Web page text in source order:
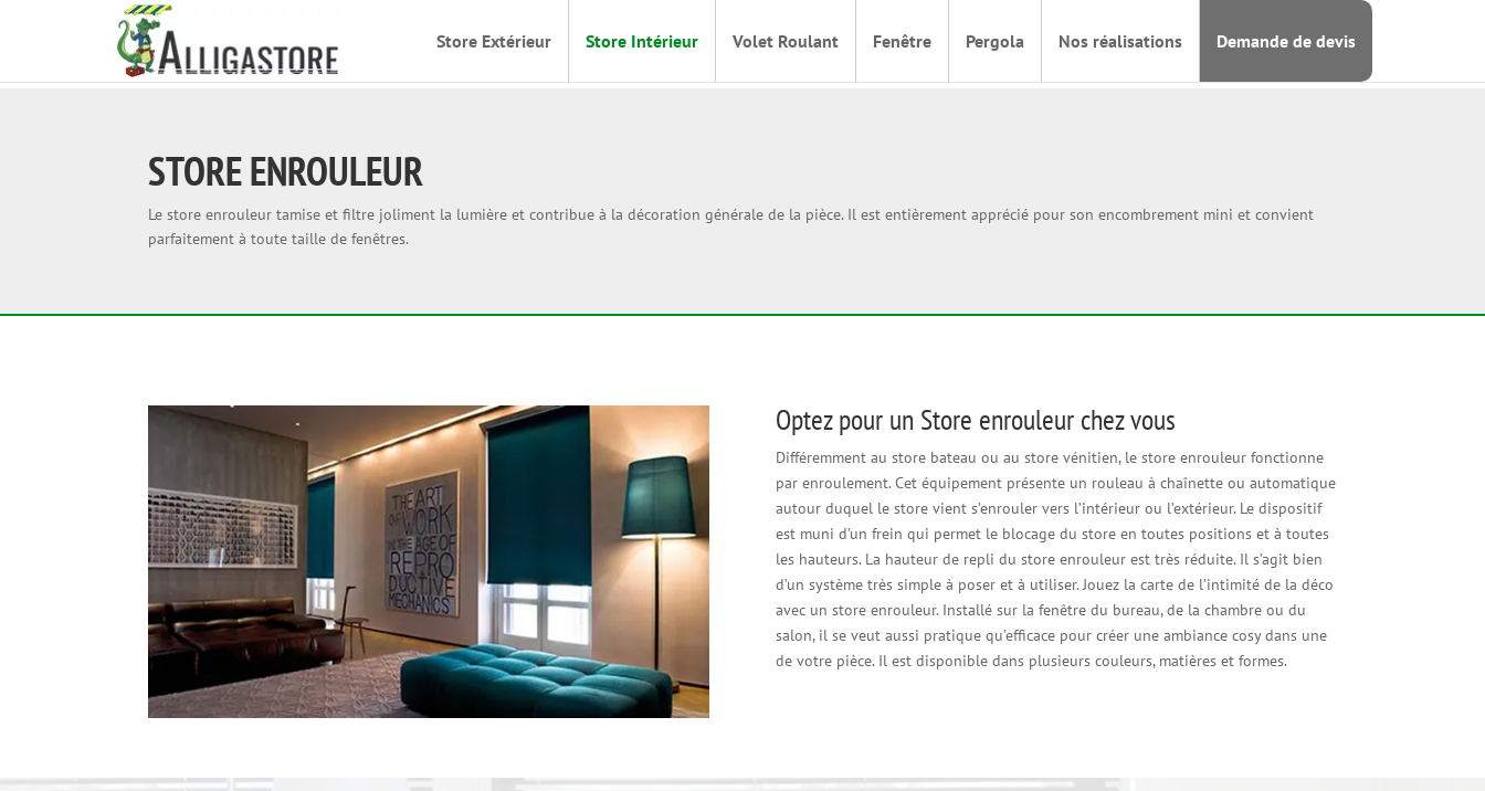
Store Extérieur Store Intérieur Volet Roulant Fenêtre Pergola Nos réalisations Demande de devis
STORE ENROULEUR
Le store enrouleur tamise et filtre joliment la lumière et contribue à la décoration générale de la pièce. Il est entièrement apprécié pour son encombrement mini et convient
parfaitement à toute taille de fenêtres.
Optez pour un Store enrouleur chez vous
Différemment au store bateau ou au store vénitien, le store enrouleur fonctionne
par enroulement. Cet équipement présente un rouleau à chaînette ou automatique
autour duquel le store vient s’enrouler vers l’intérieur ou l’extérieur. Le dispositif
est muni d’un frein qui permet le blocage du store en toutes positions et à toutes
les hauteurs. La hauteur de repli du store enrouleur est très réduite. Il s’agit bien
d’un système très simple à poser et à utiliser. Jouez la carte de l’intimité de la déco
avec un store enrouleur. Installé sur la fenêtre du bureau, de la chambre ou du
salon, il se veut aussi pratique qu’efficace pour créer une ambiance cosy dans une
de votre pièce. Il est disponible dans plusieurs couleurs, matières et formes.